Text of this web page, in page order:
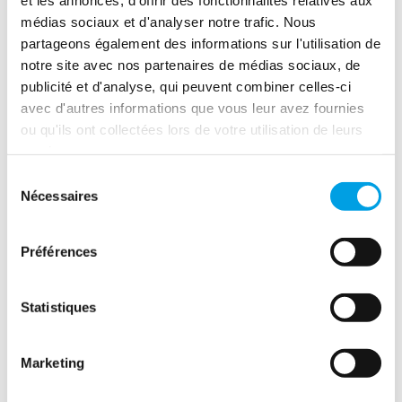
médias sociaux et d'analyser notre trafic. Nous
partageons également des informations sur l'utilisation de
notre site avec nos partenaires de médias sociaux, de
publicité et d'analyse, qui peuvent combiner celles-ci
avec d'autres informations que vous leur avez fournies
ou qu'ils ont collectées lors de votre utilisation de leurs
Nécessaires
Préférences
Statistiques
Marketing
rapide et professionnelle est essentielle pour restaurer les
biens endommagés. Polygon France propose des services
complets de restauration après incendie.
LIRE LA SUITE
Les mesures conservatoires -
Une priorité pour la protection
après sinistre